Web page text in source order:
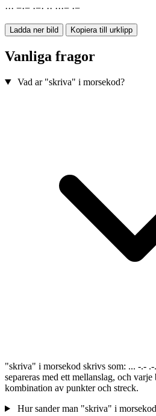
··· −·− ·−· ·· ···− ·−
Ladda ner bild Kopiera till urklipp
Vanliga fragor
Vad ar "skriva" i morsekod?
"skriva" i morsekod skrivs som: ... -.-
separeras med ett mellanslag, och
kombination av punkter och streck.
Hur sander man "skriva" i